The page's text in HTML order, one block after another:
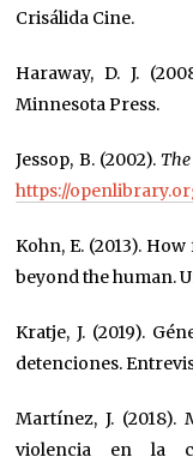
Crisálida Cine.
Haraway, D. J.
Minnesota Press.
Jessop, B. (2002).
https://
Kohn, E. (2013).
beyond the human.
Kratje, J. (2019).
detenciones.
Martínez, J. (2018).
violencia en la